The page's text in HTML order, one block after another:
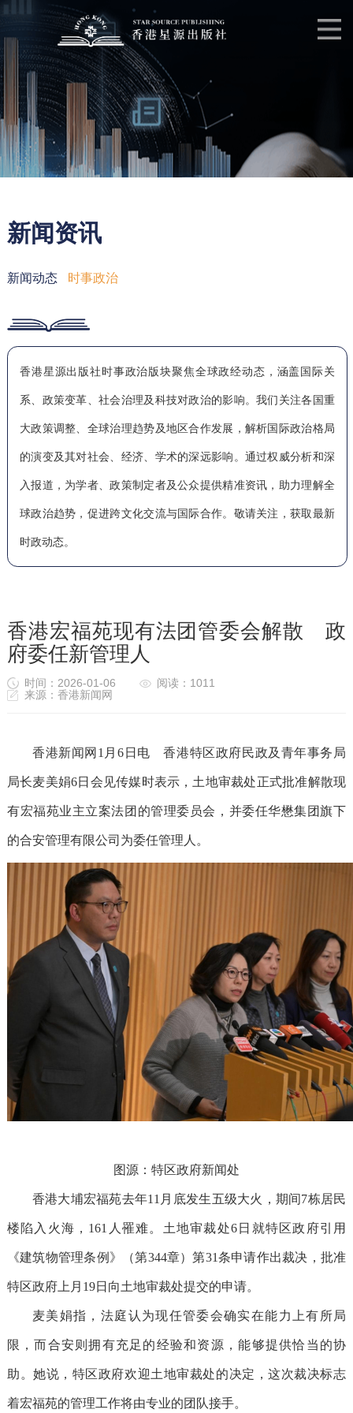
新闻资讯
新闻动态 时事政治
香港星源出版社时事政治版块聚焦全球政经动态，涵盖国际关
系、政策变革、社会治理及科技对政治的影响。我们关注各国重
大政策调整、全球治理趋势及地区合作发展，解析国际政治格局
的演变及其对社会、经济、学术的深远影响。通过权威分析和深
入报道，为学者、政策制定者及公众提供精准资讯，助力理解全
球政治趋势，促进跨文化交流与国际合作。敬请关注，获取最新
时政动态。
香港宏福苑现有法团管委会解散 政
府委任新管理人
时间：2026-01-06
阅读：1011
来源：香港新闻网
香港新闻网 1月6日电 香港特区政府民政及青年事务局
局长麦美娟6日会见传媒时表示，土地审裁处正式批准解散现
有宏福苑业主立案法团的管理委员会，并委任华懋集团旗下
的合安管理有限公司为委任管理人。
图源：特区政府新闻处
香港大埔宏福苑去年11月底发生五级大火，期间7栋居民
楼陷入火海，161人罹难。土地审裁处6日就特区政府引用
《建筑物管理条例》（第344章）第31条申请作出裁决，批准
特区政府上月19日向土地审裁处提交的申请。
麦美娟指，法庭认为现任管委会确实在能力上有所局
限，而合安则拥有充足的经验和资源，能够提供恰当的协
助。她说，特区政府欢迎土地审裁处的决定，这次裁决标志
着宏福苑的管理工作将由专业的团队接手。